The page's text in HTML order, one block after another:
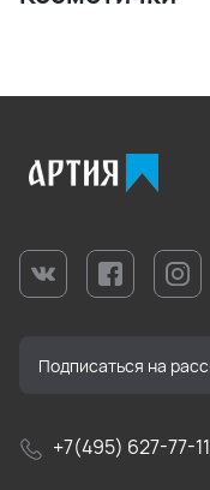
+7(495) 627-77-11